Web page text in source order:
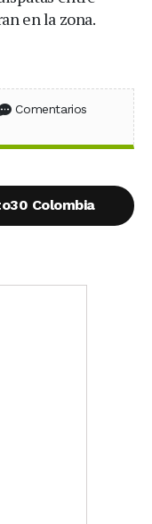
en la zona.
Facebook
en X (Twitter)
en WhatsApp
Comentarios
Colombia